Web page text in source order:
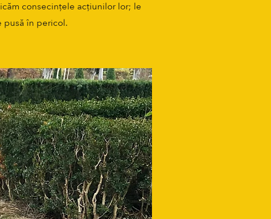
consecințele acțiunilor lor; le
pusă în pericol.